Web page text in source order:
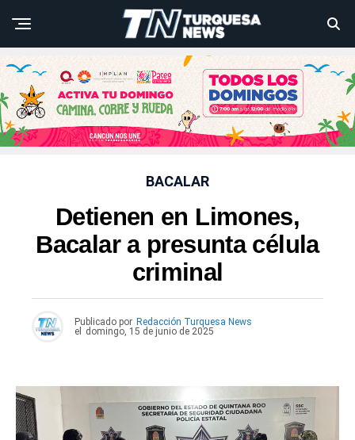
BACALAR
Detienen en Limones,
Bacalar a presunta célula
criminal
Publicado por Redacción Turquesa News
el
domingo, 15 de junio de 2025